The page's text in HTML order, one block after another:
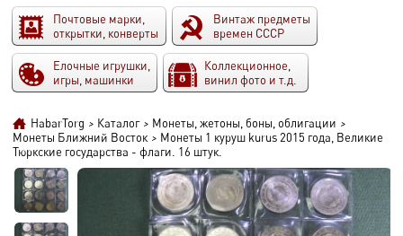
Почтовые марки,
открытки, конверты
Винтаж предметы
времен СССР
Елочные игрушки,
игры, машинки
Коллекционное,
винил фото и т.д.
HabarTorg > Каталог > Монеты, жетоны, боны, облигации >
Монеты Ближний Восток > Монеты 1 куруш kurus 2015 года, Великие
Тюркские государства - флаги. 16 штук.